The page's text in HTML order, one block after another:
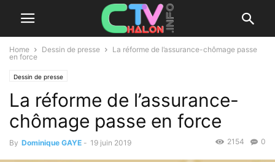
Home Dessin de presse
La réforme de l’assurance-chômage passe
en force
Dessin de presse
La réforme de l’assurance-
chômage passe en force
By Dominique GAYE - 19 juin 2019 0
2154